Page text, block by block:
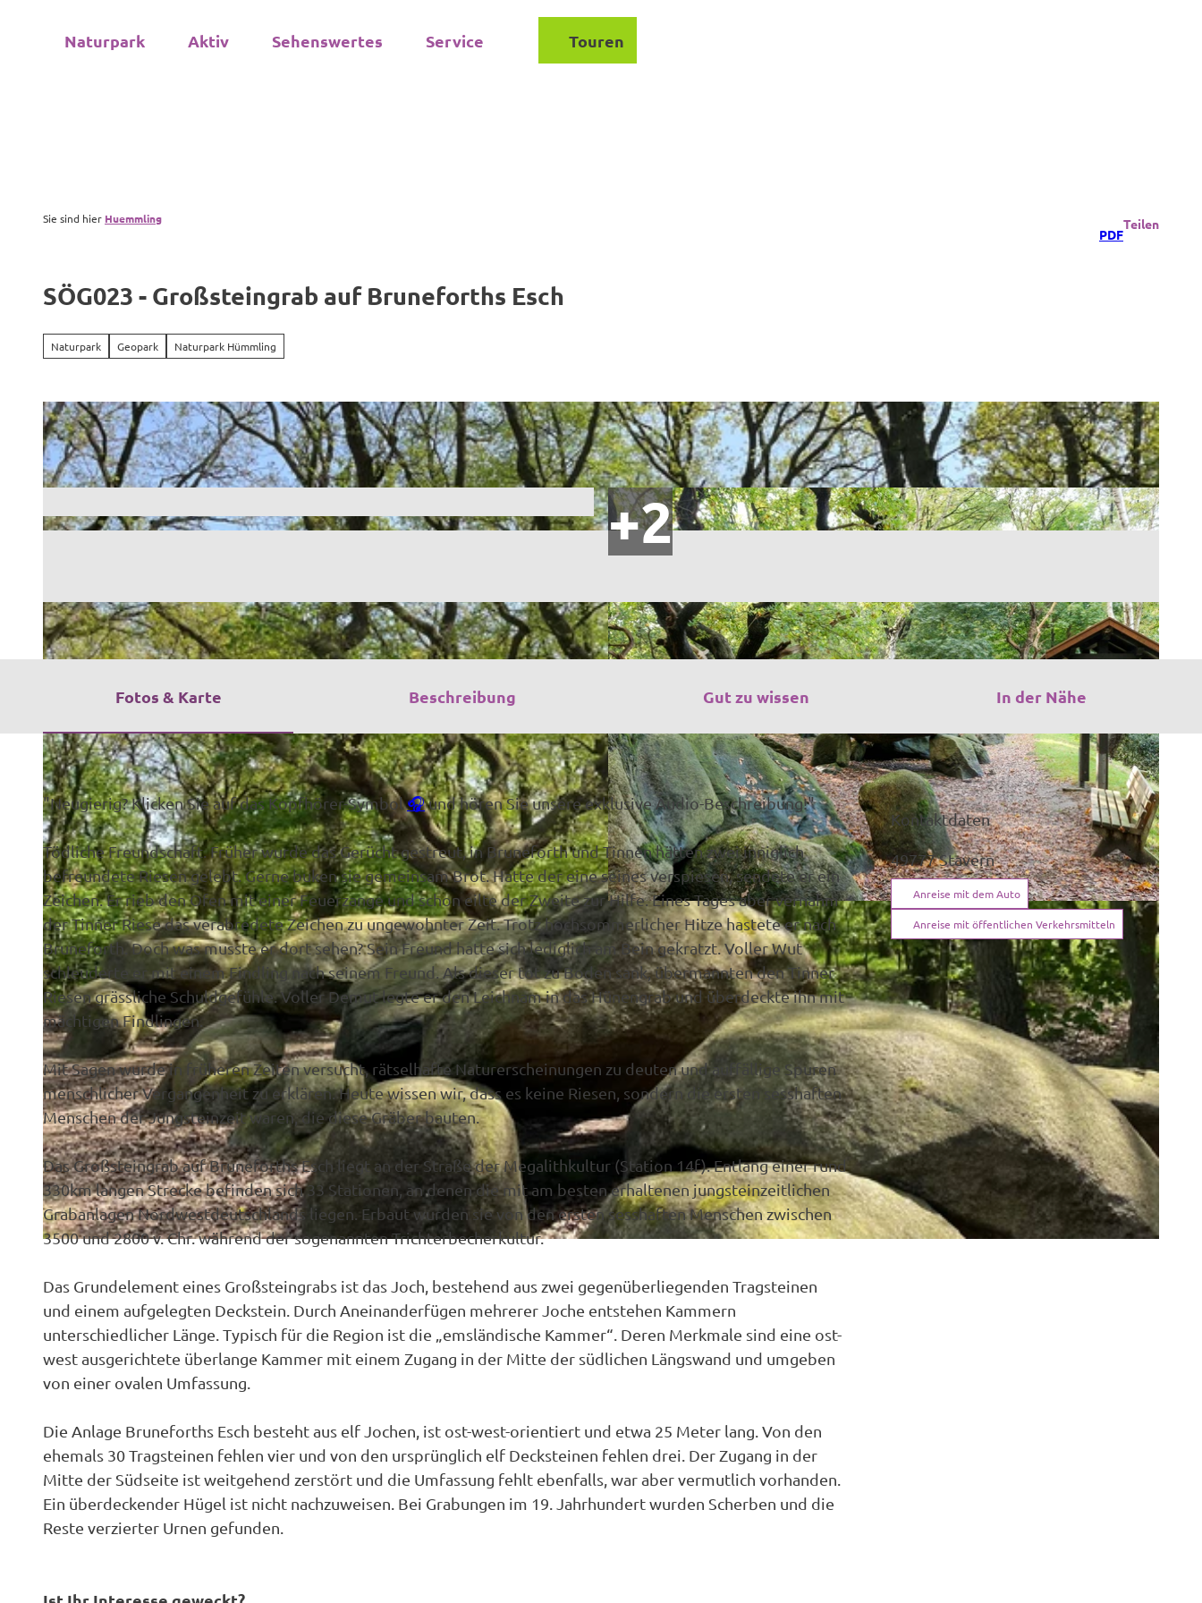
Naturpark Aktiv Sehenswertes Service Touren
Sie sind hier Huemmling
PDF
Teilen
SÖG023 - Großsteingrab auf Bruneforths Esch
Naturpark Geopark Naturpark Hümmling
© Emsland Tourismus GmbH, Marie Noordhuis | CC-BY-SA
© Birgit Janknecht |CC-BY-SA
Fotos & Karte Beschreibung Gut zu wissen In der Nähe
"Neugierig? Klicken Sie auf das Kopfhörer-Symbol🎧und hören Sie unsere exklusive Audio-Beschreibung!"
Tödliche Freundschaft. Früher wurde das Gerücht gestreut, in Bruneforth und Tinnen hätten zwei inniglich
befreundete Riesen gelebt. Gerne buken sie gemeinsam Brot. Hatte der eine seines verspiesen, sendete er ein
Zeichen. Er rieb den Ofen mit einer Feuerzange und schon eilte der Zweite zur Hilfe. Eines Tages aber vernahm
der Tinner Riese das verabredete Zeichen zu ungewohnter Zeit. Trotz hochsommerlicher Hitze hastete er nach
Bruneforth. Doch was musste er dort sehen? Sein Freund hatte sich lediglich am Bein gekratzt. Voller Wut
schleuderte er mit einem Findling nach seinem Freund. Als dieser tot zu Boden sank, übermannten den Tinner
Riesen grässliche Schuldgefühle. Voller Demut legte er den Leichnam in das Hünengrab und überdeckte ihn mit
mächtigen Findlingen.
Mit Sagen wurde in früheren Zeiten versucht, rätselhafte Naturerscheinungen zu deuten und auffällige Spuren
menschlicher Vergangenheit zu erklären. Heute wissen wir, dass es keine Riesen, sondern die ersten sesshaften
Menschen der Jungsteinzeit waren, die diese Gräber bauten.
Das Großsteingrab auf Bruneforths Esch liegt an der Straße der Megalithkultur (Station 14f). Entlang einer rund
330km langen Strecke befinden sich 33 Stationen, an denen die mit am besten erhaltenen jungsteinzeitlichen
Grabanlagen Nordwestdeutschlands liegen. Erbaut wurden sie von den ersten sesshaften Menschen zwischen
3500 und 2800 v. Chr. während der sogenannten Trichterbecherkultur.
Das Grundelement eines Großsteingrabs ist das Joch, bestehend aus zwei gegenüberliegenden Tragsteinen
und einem aufgelegten Deckstein. Durch Aneinanderfügen mehrerer Joche entstehen Kammern
unterschiedlicher Länge. Typisch für die Region ist die „emsländische Kammer“. Deren Merkmale sind eine ost-
west ausgerichtete überlange Kammer mit einem Zugang in der Mitte der südlichen Längswand und umgeben
von einer ovalen Umfassung.
Die Anlage Bruneforths Esch besteht aus elf Jochen, ist ost-west-orientiert und etwa 25 Meter lang. Von den
ehemals 30 Tragsteinen fehlen vier und von den ursprünglich elf Decksteinen fehlen drei. Der Zugang in der
Mitte der Südseite ist weitgehend zerstört und die Umfassung fehlt ebenfalls, war aber vermutlich vorhanden.
Ein überdeckender Hügel ist nicht nachzuweisen. Bei Grabungen im 19. Jahrhundert wurden Scherben und die
Reste verzierter Urnen gefunden.
Kontaktdaten
49777Stavern
Anreise mit dem Auto
Anreise mit öffentlichen Verkehrsmitteln